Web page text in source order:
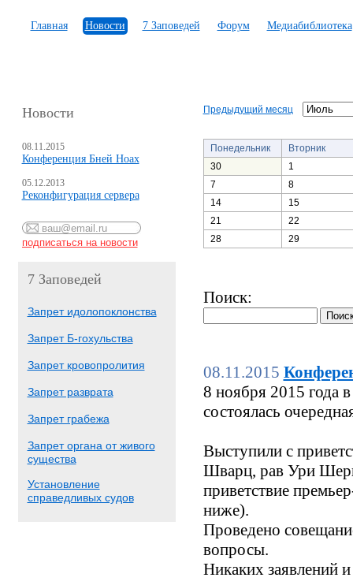
Главная Новости 7 Заповедей Форум Медиабиблиотека
Новости
08.11.2015
Конференция Бней Ноах
05.12.2013
Реконфигурация сервера
7 Заповедей
Запрет идолопоклонства
Запрет Б-гохульства
Запрет кровопролития
Запрет разврата
Запрет грабежа
Запрет органа от живого
существа
Установление
справедливых судов
Предыдущий месяц
Понедельник
Вторник
30
1
7
8
14
15
21
22
28
29
Поиск:
08.11.2015
8 ноября 2015 года
состоялась
Выступили с
Шварц, рав Ури
приветствие
ниже).
Проведено
вопросы.
Никаких заявлений